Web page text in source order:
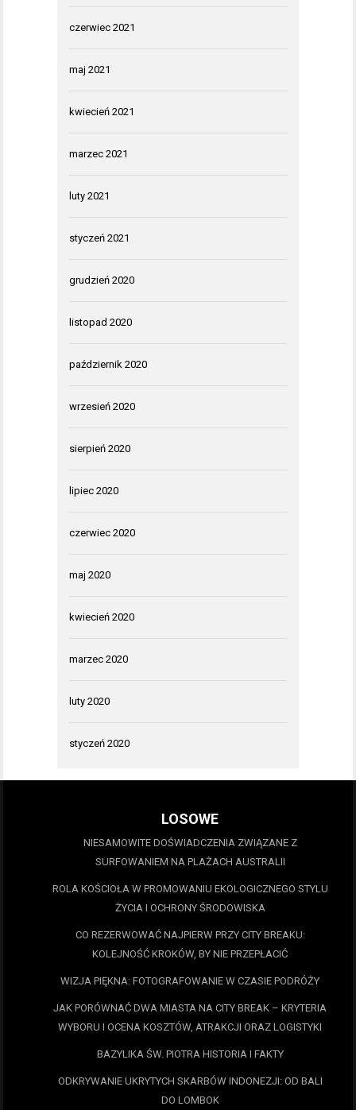
czerwiec 2021
maj 2021
kwiecień 2021
marzec 2021
luty 2021
styczeń 2021
grudzień 2020
listopad 2020
październik 2020
wrzesień 2020
sierpień 2020
lipiec 2020
czerwiec 2020
maj 2020
kwiecień 2020
marzec 2020
luty 2020
styczeń 2020
LOSOWE
NIESAMOWITE DOŚWIADCZENIA ZWIĄZANE Z
SURFOWANIEM NA PLAŻACH AUSTRALII
ROLA KOŚCIOŁA W PROMOWANIU EKOLOGICZNEGO STYLU
ŻYCIA I OCHRONY ŚRODOWISKA
CO REZERWOWAĆ NAJPIERW PRZY CITY BREAKU:
KOLEJNOŚĆ KROKÓW, BY NIE PRZEPŁACIĆ
WIZJA PIĘKNA: FOTOGRAFOWANIE W CZASIE PODRÓŻY
JAK PORÓWNAĆ DWA MIASTA NA CITY BREAK – KRYTERIA
WYBORU I OCENA KOSZTÓW, ATRAKCJI ORAZ LOGISTYKI
BAZYLIKA ŚW. PIOTRA HISTORIA I FAKTY
ODKRYWANIE UKRYTYCH SKARBÓW INDONEZJI: OD BALI
DO LOMBOK